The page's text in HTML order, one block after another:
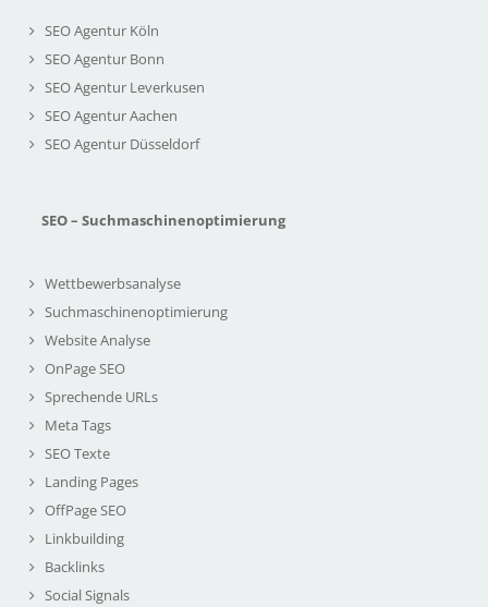
SEO Agentur Köln
SEO Agentur Bonn
SEO Agentur Leverkusen
SEO Agentur Aachen
SEO Agentur Düsseldorf
SEO – Suchmaschinenoptimierung
Wettbewerbsanalyse
Suchmaschinenoptimierung
Website Analyse
OnPage SEO
Sprechende URLs
Meta Tags
SEO Texte
Landing Pages
OffPage SEO
Linkbuilding
Backlinks
Social Signals